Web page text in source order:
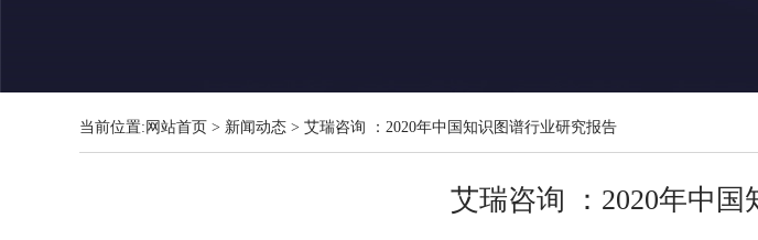
当前位置: 网站首页 > 新闻动态 > 艾瑞咨询 ：2020年中国知识图谱行业研究报告
艾瑞咨询 ：2020年中